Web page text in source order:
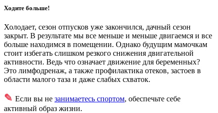
Ходите больше!
Холодает, сезон отпусков уже закончился, дачный сезон
закрыт. В результате мы все меньше и меньше двигаемся и все
больше находимся в помещении. Однако будущим мамочкам
стоит избегать слишком резкого снижения двигательной
активности. Ведь что означает движение для беременных?
Это лимфодренаж, а также профилактика отеков, застоев в
области малого таза и даже слабых схваток.
✎ Если вы не занимаетесь спортом, обеспечьте себе
активный образ жизни.